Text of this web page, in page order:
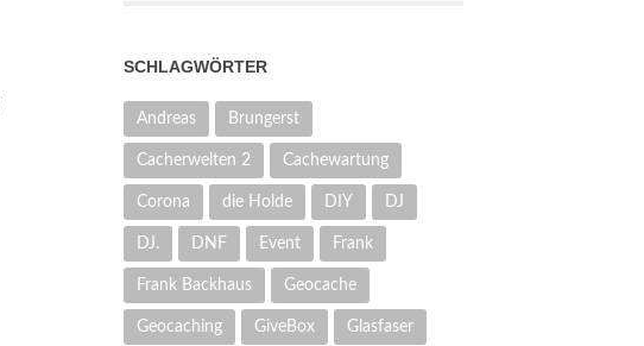
SCHLAGWÖRTER
Andreas Brungerst
Cacherwelten 2 Cachewartung
Corona die Holde DIY DJ
DJ. DNF Event Frank
Frank Backhaus Geocache
Geocaching GiveBox Glasfaser